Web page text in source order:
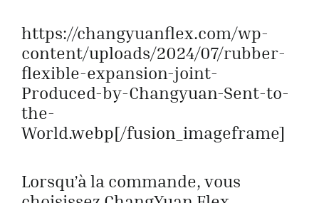
https://changyuanflex.com/wp-
content/uploads/2024/07/rubber-
flexible-expansion-joint-
Produced-by-Changyuan-Sent-to-
the-
World.webp[/fusion_imageframe]
Lorsqu’à la commande, vous